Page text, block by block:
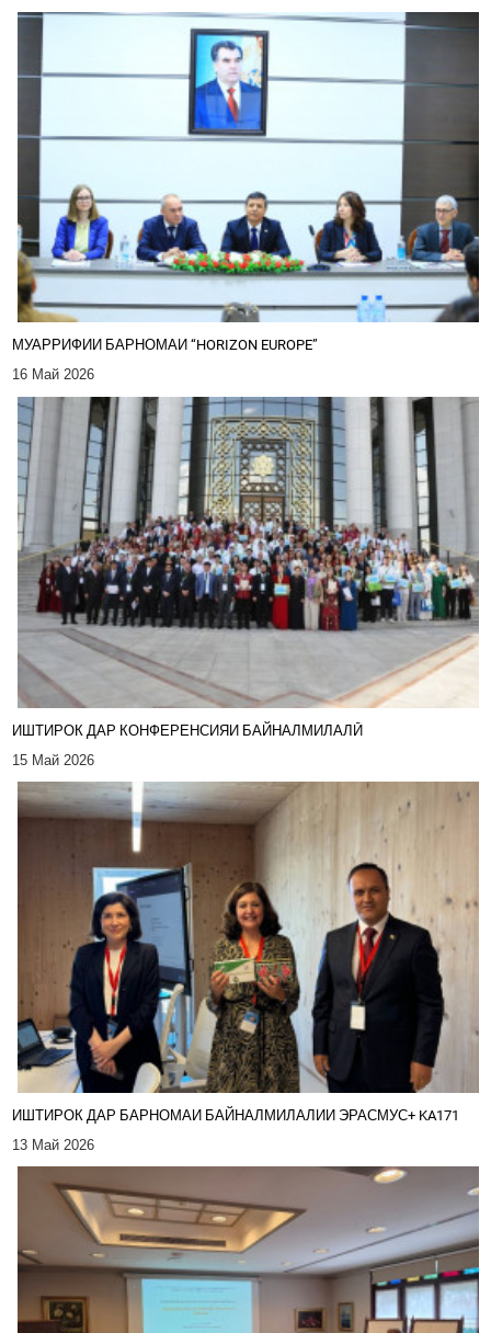
МУАРРИФИИ БАРНОМАИ “HORIZON EUROPE”
16 Май 2026
ИШТИРОК ДАР КОНФЕРЕНСИЯИ БАЙНАЛМИЛАЛӢ
15 Май 2026
ИШТИРОК ДАР БАРНОМАИ БАЙНАЛМИЛАЛИИ ЭРАСМУС+ KA171
13 Май 2026